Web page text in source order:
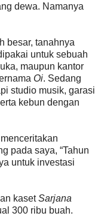
dewa. Namanya
besar, tanahnya
untuk sebuah
maupun kantor
Oi. Sedang
studio musik, garasi
kebun dengan
pada saya, “Tahun
untuk investasi
kasetSarjana
300 ribu buah.